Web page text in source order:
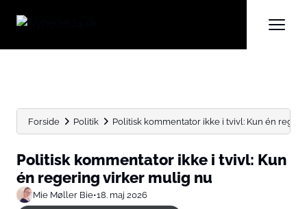
Forside Politik Politisk kommentator ikke i tvivl: Kun én
Politisk kommentator ikke i tvivl: Kun
én regering virker mulig nu
Mie Møller Bie•18. maj 2026